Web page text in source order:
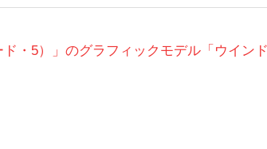
・5）」のグラフィックモデル「ウイン